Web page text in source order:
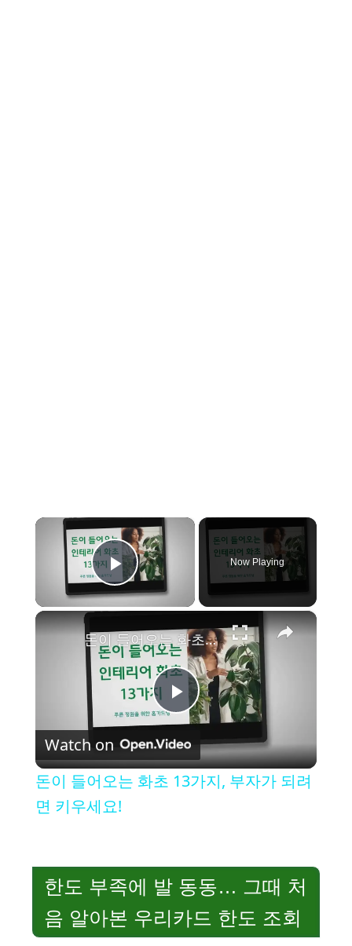
×
Play Video
Now Playing
×
P
l
V
돈이 들어오는 화초 13가지, 부자가 되려면 키우세요!
Watch on
돈이 들어오는 화초 13가지, 부자가 되려
면 키우세요!
한도 부족에 발 동동… 그때 처
음 알아본 우리카드 한도 조회